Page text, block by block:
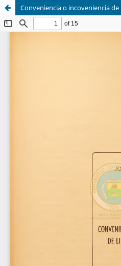
Conveniencia o incoveniencia